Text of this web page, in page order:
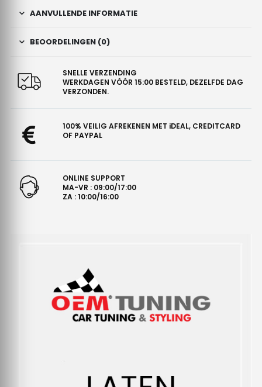
AANVULLENDE INFORMATIE
BEOORDELINGEN (0)
SNELLE VERZENDING
WERKDAGEN VÓÓR 15:00 BESTELD, DEZELFDE DAG
VERZONDEN.
100% VEILIG AFREKENEN MET iDEAL, CREDITCARD
OF PAYPAL
ONLINE SUPPORT
MA-VR : 09:00/17:00
ZA : 10:00/16:00